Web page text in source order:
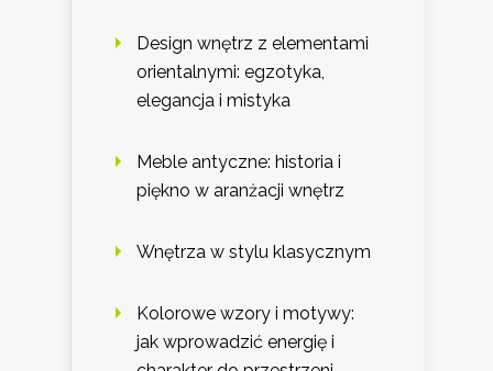
Design wnętrz z elementami
orientalnymi: egzotyka,
elegancja i mistyka
Meble antyczne: historia i
piękno w aranżacji wnętrz
Wnętrza w stylu klasycznym
Kolorowe wzory i motywy:
jak wprowadzić energię i